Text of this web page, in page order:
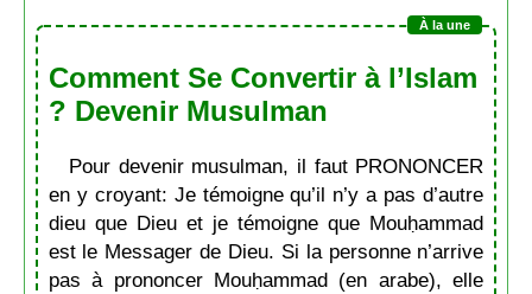
Comment Se Convertir à l’Islam
? Devenir Musulman
Pour devenir musulman, il faut PRONONCER
en y croyant: Je témoigne qu’il n’y a pas d’autre
dieu que Dieu et je témoigne que Mouḥammad
est le Messager de Dieu. Si la personne n’arrive
pas à prononcer Mouḥammad (en arabe), elle